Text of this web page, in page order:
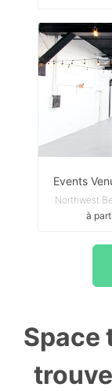
Events
Northwest
à
Space